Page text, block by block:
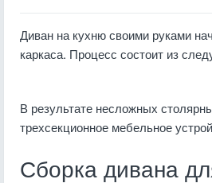
Диван на кухню своими руками
каркаса. Процесс состоит из
В результате несложных
трехсекционное мебельное
Сборка дивана